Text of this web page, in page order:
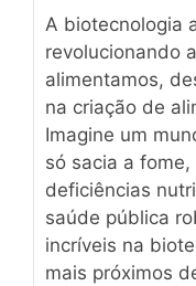
A biotecnologia
revolucionando
alimentamos,
na criação de
Imagine um
só sacia a
deficiências
saúde pública
incríveis na
mais próximos